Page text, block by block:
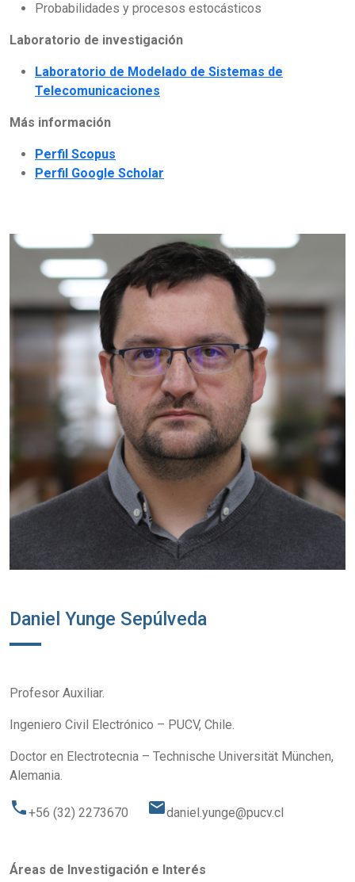
Probabilidades y procesos estocásticos
Laboratorio de investigación
Laboratorio de Modelado de Sistemas de
Telecomunicaciones
Más información
Perfil Scopus
Perfil Google Scholar
Daniel Yunge Sepúlveda
Profesor Auxiliar.
Ingeniero Civil Electrónico – PUCV, Chile.
Doctor en Electrotecnia – Technische Universität München,
Alemania.
phone+56 (32) 2273670 emaildaniel.yunge@pucv.cl
Áreas de Investigación e Interés